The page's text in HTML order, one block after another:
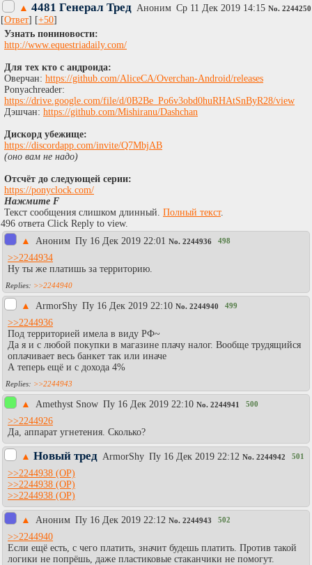
▲ 4481 Генерал Тред Аноним Ср 11 Дек 2019 14:15 No. 2244250
[Ответ] [+50]
Узнать пониновости:
http://www.equestriadaily.com/
Для тех кто с андроида:
Оверчан: https://github.com/AliceCA/Overchan-Android/releases
Ponyachreader:
https://drive.google.com/file/d/0B2Be_Po6v3obd0huRHAtSnByR28/view
Дэшчан: https://github.com/Mishiranu/Dashchan
Дискорд убежище:
https://discordapp.com/invite/Q7MbjAB
(оно вам не надо)
Отсчёт до следующей серии:
https://ponyclock.com/
Нажмите F
Текст сообщения слишком длинный. Полный текст.
496 ответа Click Reply to view.
▲
Aнoним Пy 16 Дек 2019 22:01 No. 2244936 498
>>2244934
Ну ты же платишь за территорию.
>>2244940
▲ АrmоrShy Пy 16 Дек 2019 22:10 No. 2244940 499
>>2244936
Под территорией имела в виду РФ~
Да я и с любой покупки в магазине плачу налог. Вообще трудящийся
оплачивает весь банкет так или иначе
А теперь ещё и с дохода 4%
>>2244943
▲ Amethyst Snow Пy 16 Дек 2019 22:10 No. 2244941 500
>>2244926
Да, аппарат угнетения. Сколько?
▲ Новый тред АrmоrShy Пy 16 Дек 2019 22:12 No. 2244942 501
>>2244938
>>2244938
>>2244938
▲ Aнoним Пy 16 Дек 2019 22:12 No. 2244943 502
>>2244940
Если ещё есть, с чего платить, значит будешь платить. Против такой
логики не попрёшь, даже пластиковые стаканчики не помогут.